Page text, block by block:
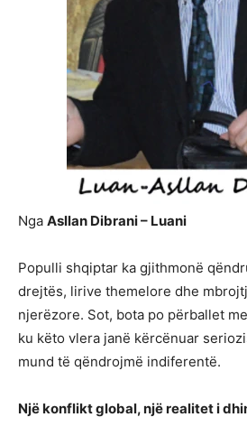
Nga Asllan Dibrani – Luani
Populli shqiptar ka gjithmonë
drejtës, lirive themelore dhe
njerëzore. Sot, bota po përballet
ku këto vlera janë kërcënuar
mund të qëndrojmë indiferentë.
Një konflikt global, një realitet i